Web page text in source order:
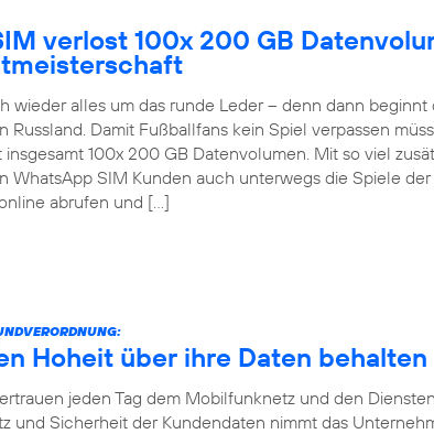
verlost 100x 200 GB
wieder alles um das runde Leder – denn dann
Russland. Damit Fußballfans kein Spiel verpassen
100x 200 GB Datenvolumen. Mit so viel
WhatsApp SIM Kunden auch unterwegs die Spiele
abrufen und […]
Hoheit über ihre Daten behalten
jeden Tag dem Mobilfunknetz und den
und Sicherheit der Kundendaten nimmt das